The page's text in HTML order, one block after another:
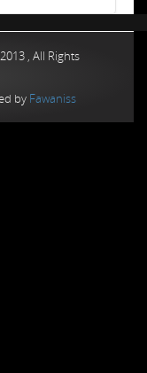
, All Rights
by Fawaniss